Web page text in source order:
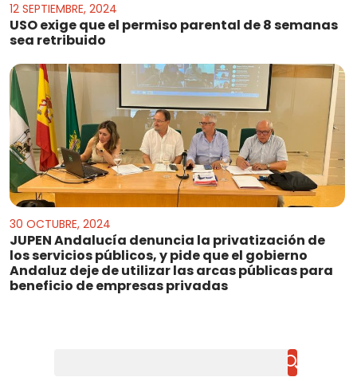
12 SEPTIEMBRE, 2024
USO exige que el permiso parental de 8 semanas
sea retribuido
30 OCTUBRE, 2024
JUPEN Andalucía denuncia la privatización de
los servicios públicos, y pide que el gobierno
Andaluz deje de utilizar las arcas públicas para
beneficio de empresas privadas